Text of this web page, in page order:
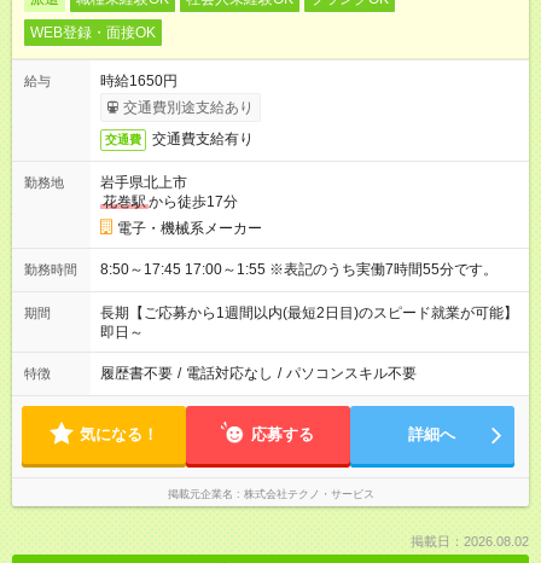
WEB登録・面接OK
給与
時給1650円
交通費別途支給あり
交通費 交通費支給有り
勤務地
岩手県北上市
花巻駅から徒歩17分
電子・機械系メーカー
勤務時間 8:50～17:45 17:00～1:55 ※表記のうち実働7時間55分です。
期間
長期【ご応募から1週間以内(最短2日目)のスピード就業が可能】
即日～
特徴 履歴書不要 / 電話対応なし / パソコンスキル不要
気になる！ 応募する 詳細へ
掲載元企業名 株式会社テクノ・サービス
掲載日：2026.08.02